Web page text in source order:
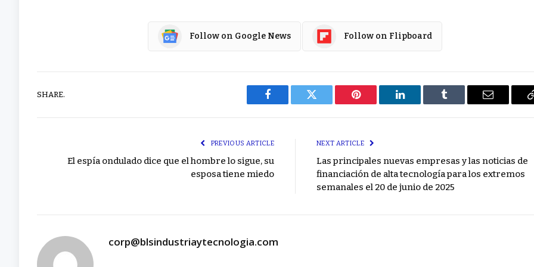
Follow on Google News Follow on Flipboard
SHARE.
Facebook Twitter Pinterest LinkedIn Tumblr Email
PREVIOUS ARTICLE
El espía ondulado dice que el hombre lo sigue, su
esposa tiene miedo
NEXT ARTICLE
Las principales nuevas empresas y las noticias de
financiación de alta tecnología para los extremos
semanales el 20 de junio de 2025
corp@blsindustriaytecnologia.com